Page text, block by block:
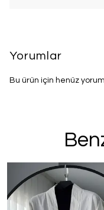
Yorumlar
Bu ürün için henüz